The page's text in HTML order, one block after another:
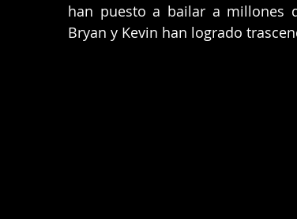
han puesto a bailar a millones
Bryan y Kevin han logrado